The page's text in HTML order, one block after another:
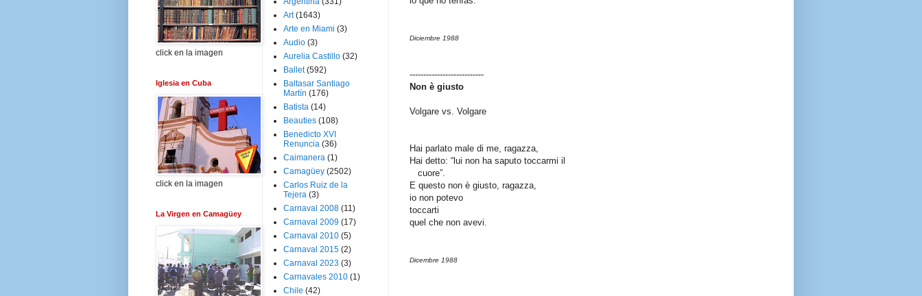
Diciembre 1988
---------------------------
Non è giusto
Volgare vs. Volgare
Hai parlato male di me, ragazza,
Hai detto: “lui non ha saputo toccarmi il
cuore”.
E questo non è giusto, ragazza,
io non potevo
toccarti
quel che non avevi.
Dicembre 1988
click en la imagen
Iglesia en Cuba
click en la imagen
La Virgen en Camagüey
Art (1643)
Arte en Miami (3)
Audio (3)
Aurelia Castillo (32)
Ballet (592)
Baltasar Santiago
Martín (176)
Batista (14)
Beauties (108)
Benedicto XVI
Renuncia (36)
Caimanera (1)
Camagüey (2502)
Carlos Ruiz de la
Tejera (3)
Carnaval 2008 (11)
Carnaval 2009 (17)
Carnaval 2010 (5)
Carnaval 2015 (2)
Carnaval 2023 (3)
Carnavales 2010 (1)
Chile (42)